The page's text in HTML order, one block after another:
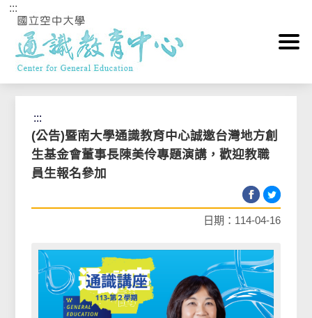
跳到主要內容區塊
:::
首頁>最新消息News>中心最新消息
:::
(公告)暨南大學通識教育中心誠邀台灣地方創
生基金會董事長陳美伶專題演講，歡迎教職
員生報名參加
日期：114-04-16